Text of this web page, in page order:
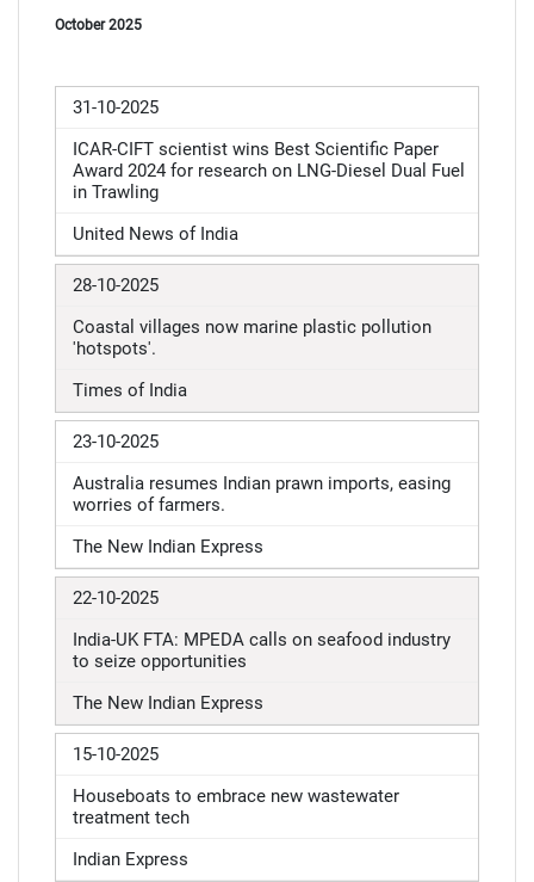
October 2025
31-10-2025
ICAR-CIFT scientist wins Best Scientific Paper
Award 2024 for research on LNG-Diesel Dual Fuel
in Trawling
United News of India
28-10-2025
Coastal villages now marine plastic pollution
'hotspots'.
Times of India
23-10-2025
Australia resumes Indian prawn imports, easing
worries of farmers.
The New Indian Express
22-10-2025
India-UK FTA: MPEDA calls on seafood industry
to seize opportunities
The New Indian Express
15-10-2025
Houseboats to embrace new wastewater
treatment tech
Indian Express